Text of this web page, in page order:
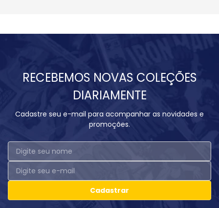
RECEBEMOS NOVAS COLEÇÕES
DIARIAMENTE
Cadastre seu e-mail para acompanhar as novidades e
promoções.
Cadastrar